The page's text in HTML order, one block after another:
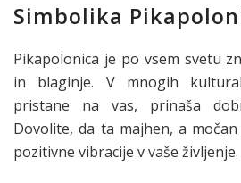
Simbolika
Pikapolonica je po vsem svetu
in blaginje. V mnogih
pristane na vas, prinaša
Dovolite, da ta majhen, a
pozitivne vibracije v vaše življenje.